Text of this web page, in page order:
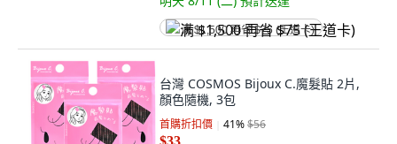
满 $1,500 再省 $75 (王道卡)
台灣 COSMOS Bijoux C.魔髮貼 2片,
顏色隨機, 3包
首購折扣價 41%$56
$33